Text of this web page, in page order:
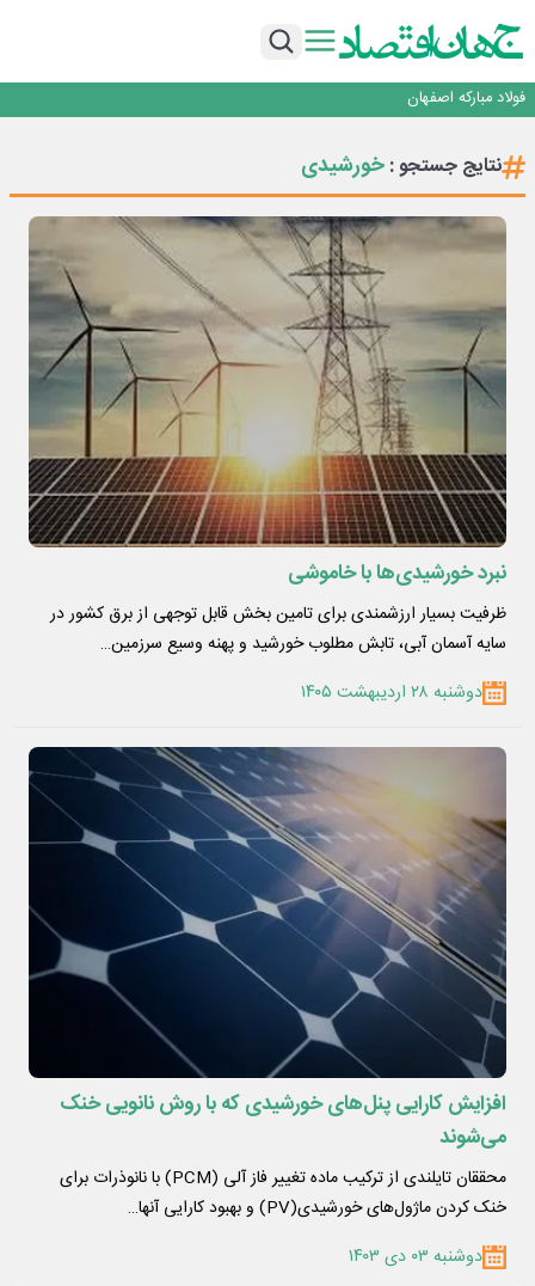
تداوم صعود مس در بازارهای جهانی؛ قیمت فلز سرخ از ۱۴هزار دلار در هر تن عبور کرد
فولاد مبارکه اصفهان
تجدیدپذیر با حضور استاندار اصفهان
گفتگو با کاوه معلمی، مدیر حسابداری مدیریت فولادسنگان
تداوم صعود مس در بازارهای جهانی؛ قیمت فلز سرخ از ۱۴هزار دلار در هر تن عبور کرد
نتایج جستجو :خورشیدی
نبرد خورشیدی‌ها با خاموشی
ظرفیت بسیار ارزشمندی برای تامین بخش قابل توجهی از برق کشور در
سایه آسمان آبی، تابش مطلوب خورشید و پهنه وسیع سرزمین…
دوشنبه ۲۸ اردیبهشت ۱۴۰۵
افزایش کارایی پنل‌های خورشیدی که با روش نانویی خنک
می‌شوند
محققان تایلندی از ترکیب ماده تغییر فاز آلی (PCM) با نانوذرات برای
خنک کردن ماژول‌های خورشیدی(PV) و بهبود کارایی آنها…
دوشنبه ۰۳ دی ۱۴۰۳